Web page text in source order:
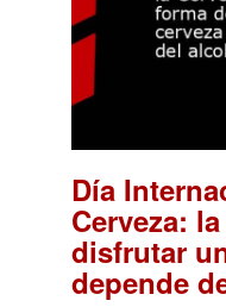
Día
Cerveza:
disfrutar
depende